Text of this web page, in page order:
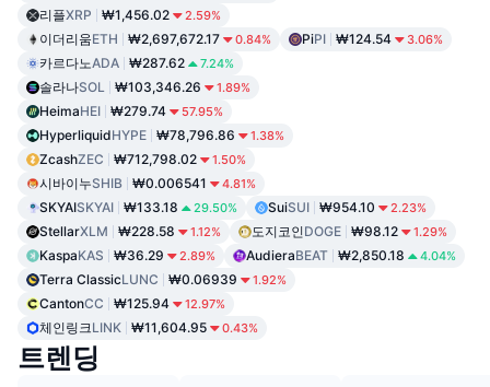
리플XRP ₩1,456.02 2.59%
이더리움ETH ₩2,697,672.17 0.84% PiPI ₩124.54 3.06%
카르다노ADA ₩287.62 7.24%
솔라나SOL ₩103,346.26 1.89%
HeimaHEI ₩279.74 57.95%
HyperliquidHYPE ₩78,796.86 1.38%
ZcashZEC ₩712,798.02 1.50%
시바이누SHIB ₩0.006541 4.81%
SKYAISKYAI ₩133.18 29.50% SuiSUI ₩954.10 2.23%
StellarXLM ₩228.58 1.12% 도지코인DOGE ₩98.12 1.29%
KaspaKAS ₩36.29 2.89% AudieraBEAT ₩2,850.18 4.04%
Terra ClassicLUNC ₩0.06939 1.92%
CantonCC ₩125.94 12.97%
체인링크 LINK ₩11,604.95 0.43%
트렌딩